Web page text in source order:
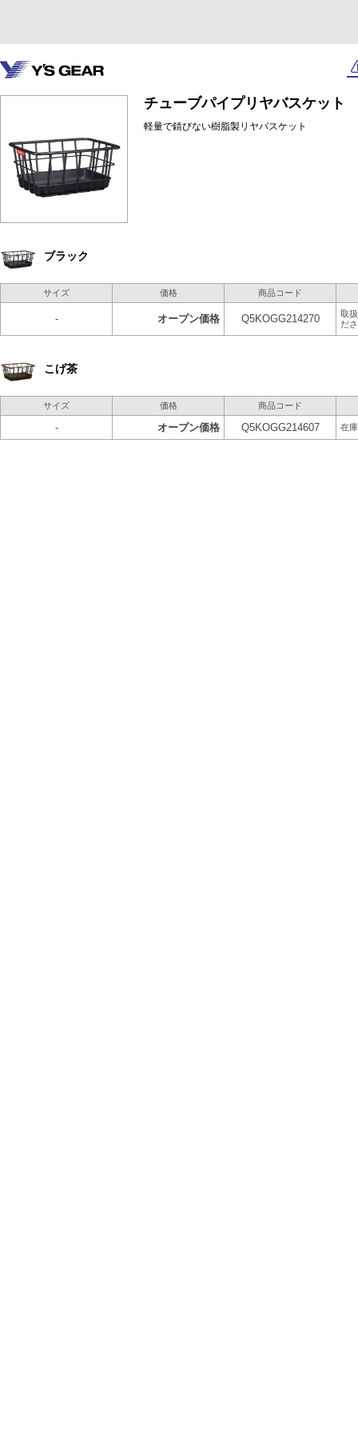
チューブパイプリヤバスケット
軽量で錆びない樹脂製リヤバスケット
ブラック
サイズ 価格 商品コード
- オープン価格 Q5KOGG214270
取
だ
こげ茶
サイズ 価格 商品コード
- オープン価格 Q5KOGG214607 在